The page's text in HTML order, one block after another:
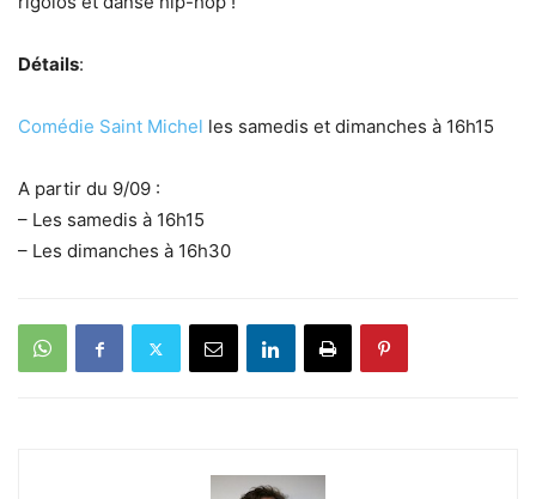
Détails:
Comédie Saint Michel les samedis et dimanches à 16h15
A partir du 9/09 :
– Les samedis à 16h15
– Les dimanches à 16h30